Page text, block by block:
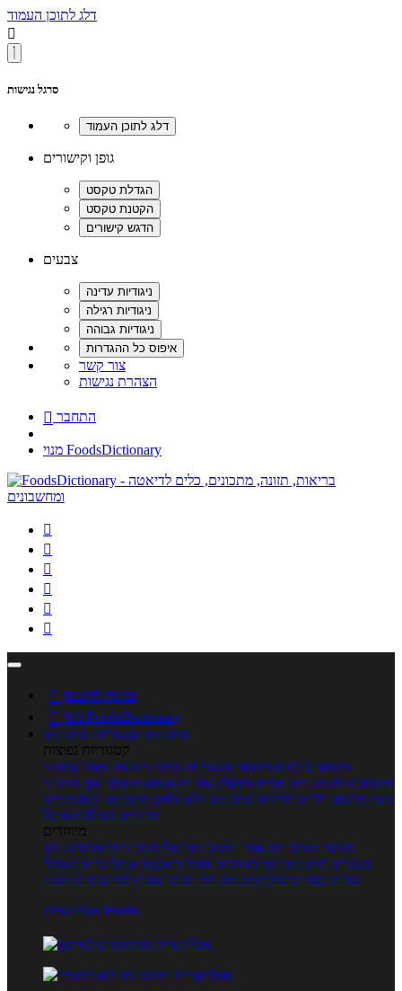
דלג לתוכן העמוד

סרגל נגישות
גופן וקישורים
צבעים
צור קשר
הצהרת נגישות
 התחבר
מנוי FoodsDictionary






 כניסה לחשבון

מנוי FoodsDictionary
מתכונים קטגוריות מתכונים
קטגוריות נפוצות
מתכוני סלטים מתכוני פשטידות מתכוני עוגות אוכל צמחוני
מתכונים לטבעוניים אפייה מוקפץ עוגיות פסטה מתכוני עוף מתכוני
בשר מתכוני ילדים מרקים מתכונים ללא גלוטן מתכונים לסוכרתיים
טרנדים בעולם האוכל
מיוחדים
מנתח המתכונים ספר המתכונים שלי מתכוני וידאו מתכונים
עשירים מתכונים לפי מצרכים אוכל דיאטטי אוכל בריא מאכלי
עדות ספרי בישול מתכונים לפי חגים ועונות לפי שיטות הכנה
אפליקציית Foods